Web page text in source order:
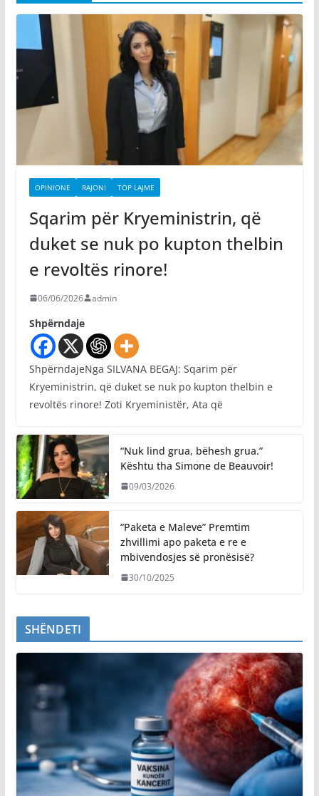
OPINIONE RAJONI TOP LAJME
Sqarim për Kryeministrin, që
duket se nuk po kupton thelbin
e revoltës rinore!
06/06/2026 admin
Shpërndaje
ShpërndajeNga SILVANA BEGAJ: Sqarim për
Kryeministrin, që duket se nuk po kupton thelbin e
revoltës rinore! Zoti Kryeministër, Ata që
“Nuk lind grua, bëhesh grua.”
Kështu tha Simone de Beauvoir!
09/03/2026
“Paketa e Maleve” Premtim
zhvillimi apo paketa e re e
mbivendosjes së pronësisë?
30/10/2025
SHËNDETI